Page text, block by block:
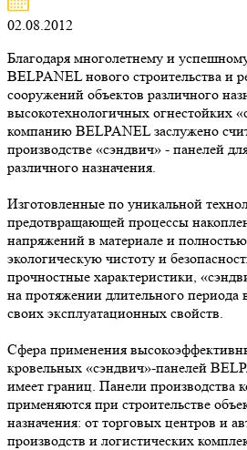
02.08.2012
Благодаря многолетнему и
BELPANEL нового строительства и
сооружений объектов различного
высокотехнологичных огнестойких
компанию BELPANEL заслужено
производстве «сэндвич» - панелей
различного назначения.
Изготовленные по уникальной
предотвращающей процессы
напряжений в материале и
экологическую чистоту и
прочностные характеристики,
на протяжении длительного периода
своих эксплуатационных свойств.
Сфера применения
кровельных «сэндвич»-панелей
имеет границ. Панели
применяются при строительстве
назначения: от торговых центров и
производств и логистических